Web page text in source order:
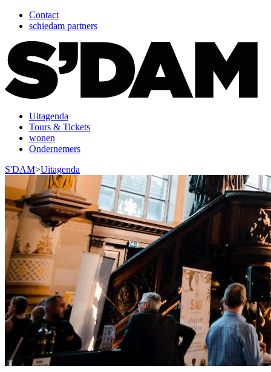
Contact
schiedam partners
Uitagenda
Tours & Tickets
wonen
Ondernemers
S'DAM>Uitagenda